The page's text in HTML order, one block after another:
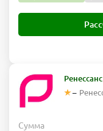
–
Сумма